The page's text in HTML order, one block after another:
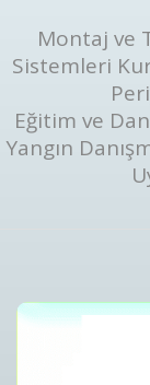
Montaj ve
Sistemleri
Eğitim ve
Yangın